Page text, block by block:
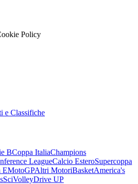
Policy
e Classifiche
BCoppa ItaliaChampions
LeagueCalcio EsteroSupercoppa
EMotoGPAltri MotoriBasketAmerica's
SciVolleyDrive UP